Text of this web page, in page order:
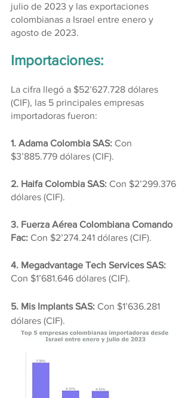
julio de 2023 y las exportaciones
colombianas a Israel entre enero y
agosto de 2023.
Importaciones:
La cifra llegó a $52’627.728 dólares
(CIF), las 5 principales empresas
importadoras fueron:
1. Adama Colombia SAS: Con
$3’885.779 dólares (CIF).
2. Haifa Colombia SAS: Con $2’299.376
dólares (CIF).
3. Fuerza Aérea Colombiana Comando
Fac: Con $2’274.241 dólares (CIF).
4. Megadvantage Tech Services SAS:
Con $1’681.646 dólares (CIF).
5. Mis Implants SAS: Con $1’636.281
dólares (CIF).